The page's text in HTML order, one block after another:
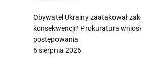
Obywatel Ukrainy zaatakował
konsekwencji? Prokuratura
postępowania
6 sierpnia 2026